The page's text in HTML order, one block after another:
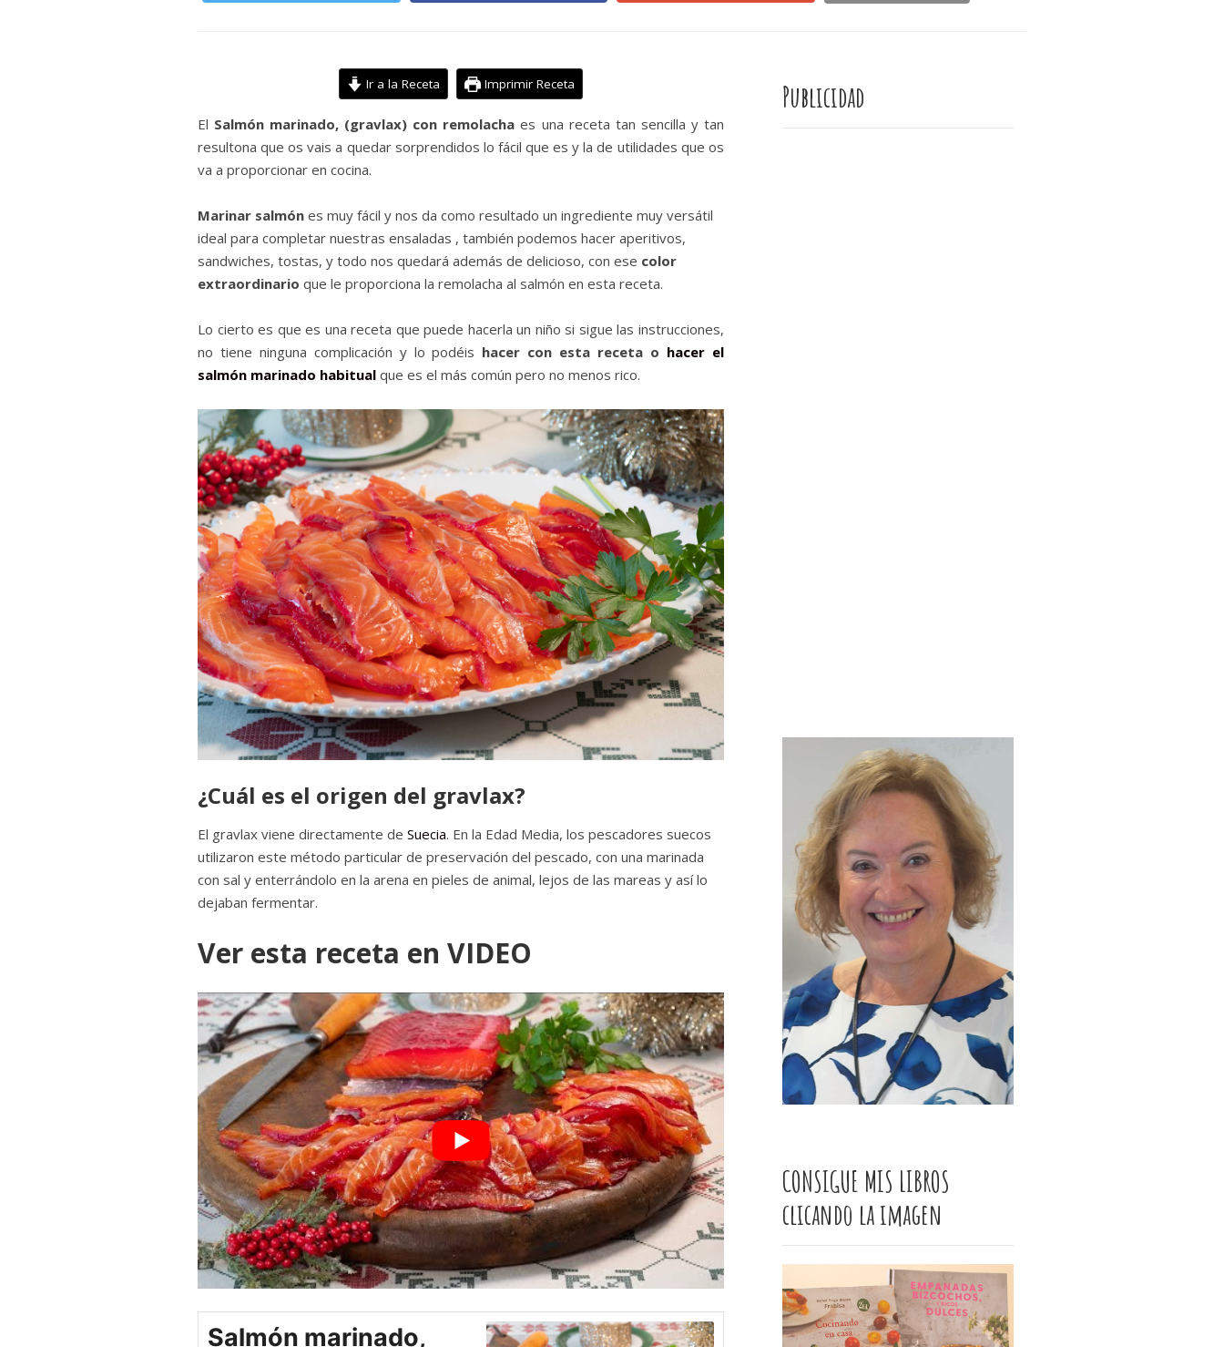
Ir a la Receta Imprimir Receta
El Salmón marinado, (gravlax) con remolacha es una receta tan sencilla y tan
resultona que os vais a quedar sorprendidos lo fácil que es y la de utilidades que os
va a proporcionar en cocina.
Marinar salmón es muy fácil y nos da como resultado un ingrediente muy versátil
ideal para completar nuestras ensaladas , también podemos hacer aperitivos,
sandwiches, tostas, y todo nos quedará además de delicioso, con ese color
extraordinario que le proporciona la remolacha al salmón en esta receta.
Lo cierto es que es una receta que puede hacerla un niño si sigue las instrucciones,
no tiene ninguna complicación y lo podéis hacer con esta receta o hacer el
salmón marinado habitual que es el más común pero no menos rico.
¿Cuál es el origen del gravlax?
El gravlax viene directamente de Suecia. En la Edad Media, los pescadores suecos
utilizaron este método particular de preservación del pescado, con una marinada
con sal y enterrándolo en la arena en pieles de animal, lejos de las mareas y así lo
dejaban fermentar.
Ver esta receta en VIDEO
Salmón marinado,
Publicidad
CONSIGUE MIS LIBROS
clicando la imagen